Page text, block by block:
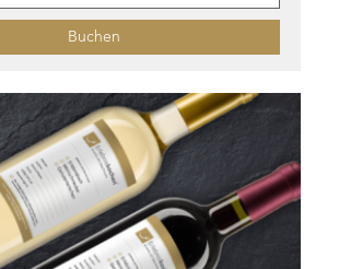
Buchen